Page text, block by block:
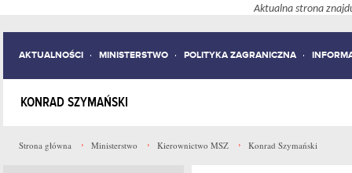
Aktualna strona
AKTUALNOŚCI MINISTERSTWO POLITYKA ZAGRANICZNA
KONRAD SZYMAŃSKI
Strona główna Ministerstwo Kierownictwo MSZ Konrad Szymański